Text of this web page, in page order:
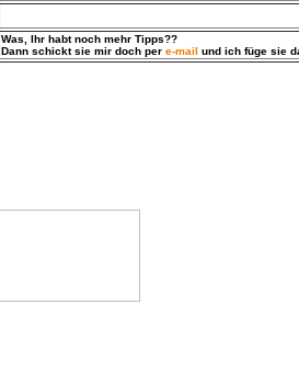
Was, Ihr habt noch mehr Tipps??
Dann schickt sie mir doch per e-mail und ich füge sie